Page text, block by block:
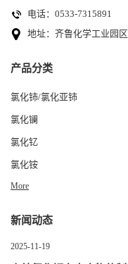
电话：0533-7315891
地址：齐鲁化学工业园区
产品分类
氯化铈/氯化亚铈
氯化镧
氯化钇
氯化铵
More
新闻动态
2025-11-19